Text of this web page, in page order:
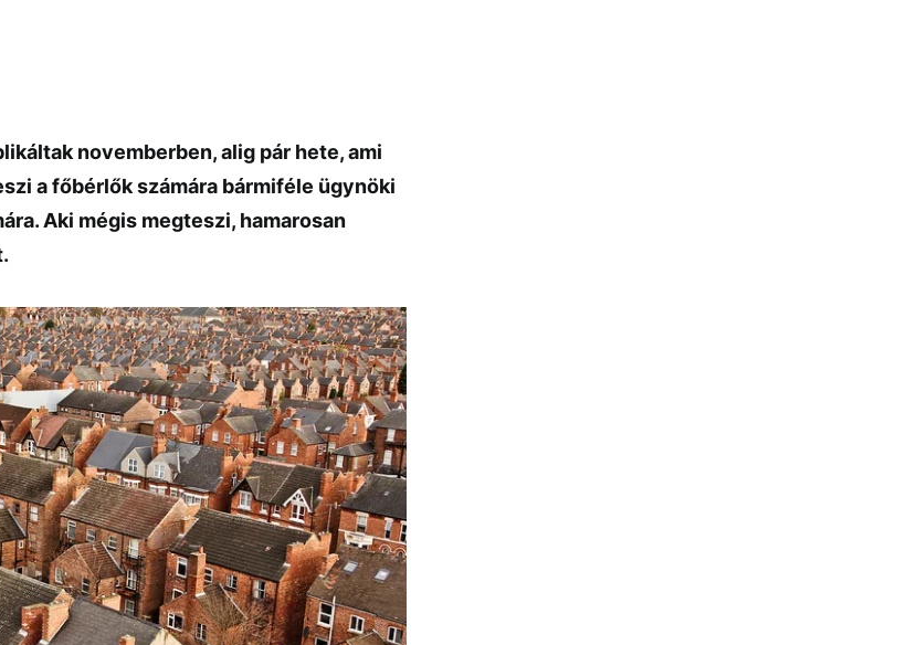
novemberben, alig pár hete, ami
a főbérlők számára bármiféle ügynöki
Aki mégis megteszi, hamarosan